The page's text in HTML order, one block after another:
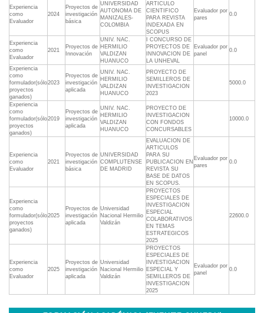
Experiencia
como
Evaluador
2024
Proyectos de
investigación
básica
UNIVERSIDAD
AUTONOMA DE
MANIZALES-
COLOMBIA
ARTICULO
CIENTIFICO
PARA REVISTA
INDEXADA EN
SCOPUS
Evaluador por
pares
0.0
Experiencia
como
Evaluador
2021
Proyectos de
Innovación
UNIV. NAC.
HERMILIO
VALDIZAN
HUANUCO
I CONCURSO DE
PROYECTOS DE
INNOVACION DE
LA UNHEVAL
Evaluador por
panel
0.0
Experiencia
como
formulador(sólo
proyectos
ganados)
2023
Proyectos de
investigación
aplicada
UNIV. NAC.
HERMILIO
VALDIZAN
HUANUCO
PROYECTO DE
SEMILLEROS DE
INVESTIGACION
2023
5000.0
Experiencia
como
formulador(sólo
proyectos
ganados)
2019
Proyectos de
investigación
aplicada
UNIV. NAC.
HERMILIO
VALDIZAN
HUANUCO
PROYECTO DE
INVESTIGACION
CON FONDOS
CONCURSABLES
10000.0
Experiencia
como
Evaluador
2021
Proyectos de
investigación
básica
UNIVERSIDAD
COMPLUTENSE
DE MADRID
EVALUACION DE
ARTICULOS
PARA SU
PUBLICACION EN
REVISTA SU
BASE DE DATOS
EN SCOPUS.
Evaluador por
pares
0.0
Experiencia
como
formulador(sólo
proyectos
ganados)
2025
Proyectos de
investigación
aplicada
Universidad
Nacional Hermilio
Valdizán
PROYECTOS
ESPECIALES DE
INVESTIGACION
ESPECIAL
COLABORATIVOS
EN TEMAS
ESTRATEGICOS
2025
22600.0
Experiencia
como
Evaluador
2025
Proyectos de
investigación
aplicada
Universidad
Nacional Hermilio
Valdizán
PROYECTOS
ESPECIALES DE
INVESTIGACION
ESPECIAL Y
SEMILLEROS DE
INVESTIGACION
2025
Evaluador por
panel
0.0